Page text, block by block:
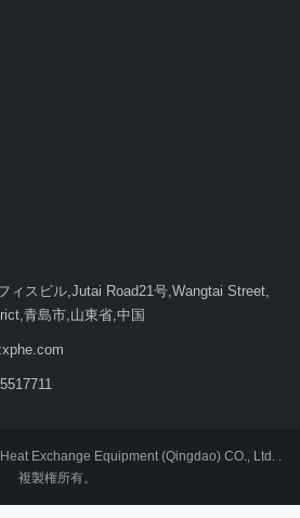
ィスビル,Jutai Road21号,Wangtai Street,
青島市,山東省,中国
Exchange Equipment (Qingdao) CO., Ltd. .
複製権所有。